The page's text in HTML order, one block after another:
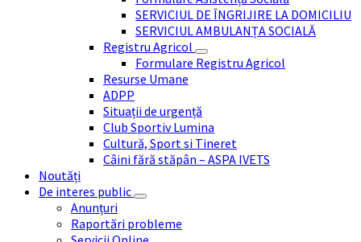
SERVICIUL DE ÎNGRIJIRE LA DOMICILIU
SERVICIUL AMBULANȚA SOCIALĂ
Registru Agricol
Formulare Registru Agricol
Resurse Umane
ADPP
Situații de urgență
Club Sportiv Lumina
Cultură, Sport si Tineret
Câini fără stăpân – ASPA IVETS
Noutăți
De interes public
Anunțuri
Raportări probleme